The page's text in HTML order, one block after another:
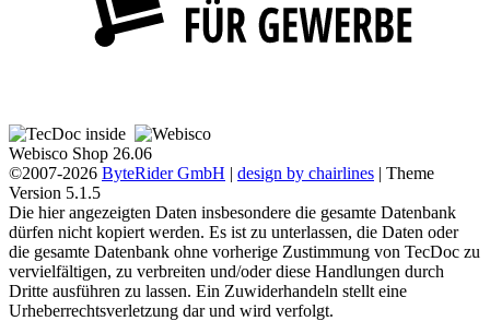
Webisco Shop 26.06
©2007-2026 ByteRider GmbH | design by chairlines | Theme
Version 5.1.5
Die hier angezeigten Daten insbesondere die gesamte Datenbank
dürfen nicht kopiert werden. Es ist zu unterlassen, die Daten oder
die gesamte Datenbank ohne vorherige Zustimmung von TecDoc zu
vervielfältigen, zu verbreiten und/oder diese Handlungen durch
Dritte ausführen zu lassen. Ein Zuwiderhandeln stellt eine
Urheberrechtsverletzung dar und wird verfolgt.